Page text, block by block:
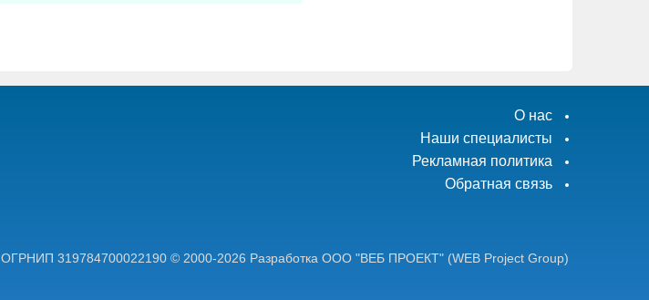
О нас
Наши специалисты
Рекламная политика
Обратная связь
ОГРНИП 319784700022190 © 2000-2026 Разработка ООО "ВЕБ ПРОЕКТ" (WEB Project Group)